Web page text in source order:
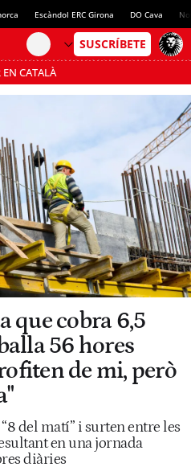
Escàndol ERC Girona DO Cava
EN CATALÀ
estalvi
que cobra 6,5
56 hores
de mi, però
del matí” i surten entre les
en una jornada
diàries